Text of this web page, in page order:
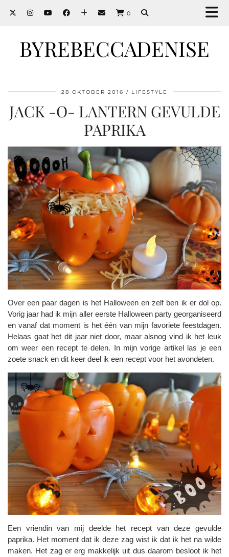
0
BYREBECCADENISE
28 OKTOBER 2016 LIFESTYLE
JACK -O- LANTERN GEVULDE
PAPRIKA
Over een paar dagen is het Halloween en zelf ben ik er dol op.
Vorig jaar had ik mijn aller eerste Halloween party georganiseerd
en vanaf dat moment is het één van mijn favoriete feestdagen.
Helaas gaat het dit jaar niet door, maar alsnog vind ik het leuk
om weer een recept te delen. In mijn vorige artikel las je een
zoete snack en dit keer deel ik een recept voor het avondeten.
Een vriendin van mij deelde het recept van deze gevulde
paprika. Het moment dat ik deze zag wist ik dat ik het na wilde
maken. Het zag er erg makkelijk uit dus daarom besloot ik het